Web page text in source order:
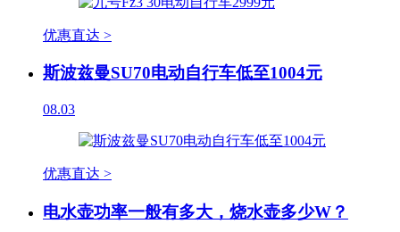
优惠直达 >
斯波兹曼SU70电动自行车低至1004元
08.03
优惠直达 >
电水壶功率一般有多大，烧水壶多少W？